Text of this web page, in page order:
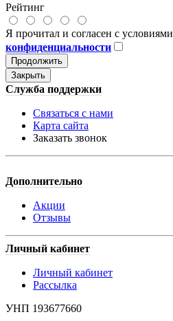
Рейтинг
Я прочитал и согласен с условиями
конфиденциальности
Продолжить
Закрыть
Служба поддержки
Связаться с нами
Карта сайта
Заказать звонок
Дополнительно
Акции
Отзывы
Личный кабинет
Личный кабинет
Рассылка
УНП 193677660